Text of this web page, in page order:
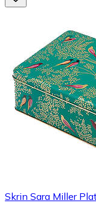
Skrin Sara Miller